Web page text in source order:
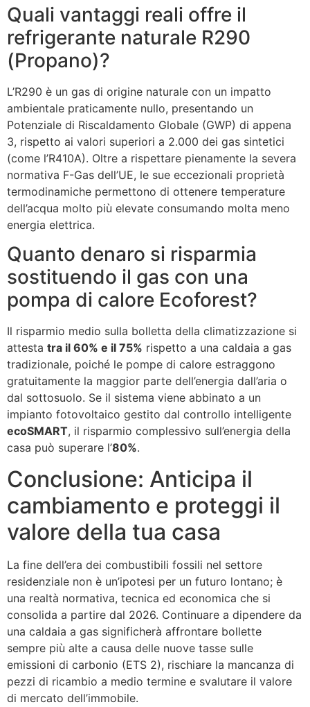
Quali vantaggi reali offre il
refrigerante naturale R290
(Propano)?
L’R290 è un gas di origine naturale con un impatto
ambientale praticamente nullo, presentando un
Potenziale di Riscaldamento Globale (GWP) di appena
3, rispetto ai valori superiori a 2.000 dei gas sintetici
(come l’R410A). Oltre a rispettare pienamente la severa
normativa F-Gas dell’UE, le sue eccezionali proprietà
termodinamiche permettono di ottenere temperature
dell’acqua molto più elevate consumando molta meno
energia elettrica.
Quanto denaro si risparmia
sostituendo il gas con una
pompa di calore Ecoforest?
Il risparmio medio sulla bolletta della climatizzazione si
attesta tra il 60% e il 75% rispetto a una caldaia a gas
tradizionale, poiché le pompe di calore estraggono
gratuitamente la maggior parte dell’energia dall’aria o
dal sottosuolo. Se il sistema viene abbinato a un
impianto fotovoltaico gestito dal controllo intelligente
ecoSMART, il risparmio complessivo sull’energia della
casa può superare l’80%.
Conclusione: Anticipa il
cambiamento e proteggi il
valore della tua casa
La fine dell’era dei combustibili fossili nel settore
residenziale non è un’ipotesi per un futuro lontano; è
una realtà normativa, tecnica ed economica che si
consolida a partire dal 2026. Continuare a dipendere da
una caldaia a gas significherà affrontare bollette
sempre più alte a causa delle nuove tasse sulle
emissioni di carbonio (ETS 2), rischiare la mancanza di
pezzi di ricambio a medio termine e svalutare il valore
di mercato dell’immobile.